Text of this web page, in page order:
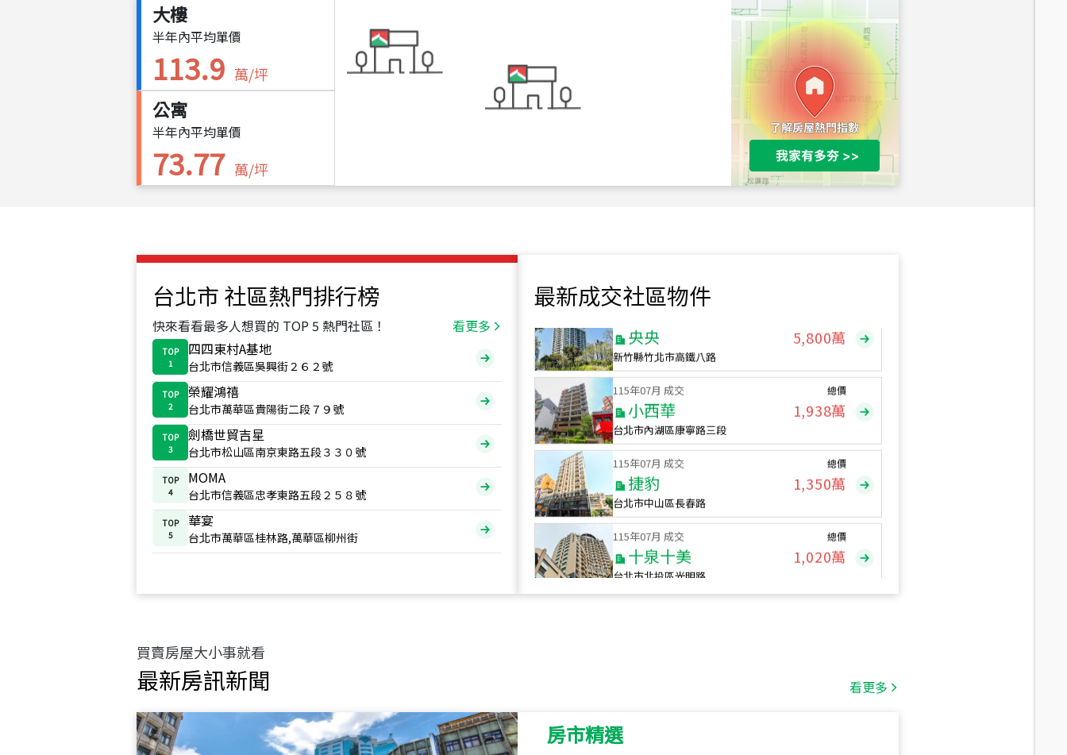
大樓
半年內平均單價
113.9 萬/坪
公寓
半年內平均單價
73.77 萬/坪
台北市 社區熱門排行榜
快來看看最多人想買的 TOP 5 熱門社區！ 看更多
TOP
1
四四東村A基地
台北市信義區吳興街２６２號
TOP
2
榮耀鴻禧
台北市萬華區貴陽街二段７９號
TOP
3
劍橋世貿吉星
台北市松山區南京東路五段３３０號
TOP
4
MOMA
台北市信義區忠孝東路五段２５８號
TOP
5
華宴
台北市萬華區桂林路,萬華區柳州街
最新成交社區物件
1,020萬
總價
490萬
新竹市新竹市慈祥路
總價
1,808萬
115年07月 成交
新竹縣竹北市高鐵八路
115年07月 成交
小西華
台北市內湖區康寧路三段
總價
1,938萬
115年07月 成交
捷豹
台北市中山區長春路
總價
1,350萬
115年07月 成交
十泉十美
台北市北投區光明路
總價
1,020萬
115年07月 成交
115
買賣房屋大小事就看
最新房訊新聞 看更多
房市精選